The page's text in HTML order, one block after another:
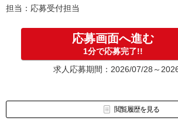
担当：応募受付担当
応募画面へ進む
1分で応募完了!!
求人応募期間：2026/07/28～
閲覧履歴を見る